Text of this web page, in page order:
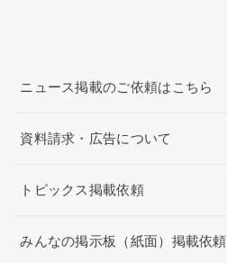
ニュース掲載のご依頼はこちら
資料請求・広告について
トピックス掲載依頼
みんなの掲示板（紙面）掲載依頼